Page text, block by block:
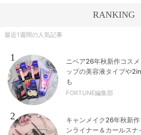
RANKING
最近1週間の人気記事
1
ニベア26年秋新作コス
ップの美容液タイプや
も
FORTUNE編集部
2
キャンメイク26年秋新
ンライナー＆カールス